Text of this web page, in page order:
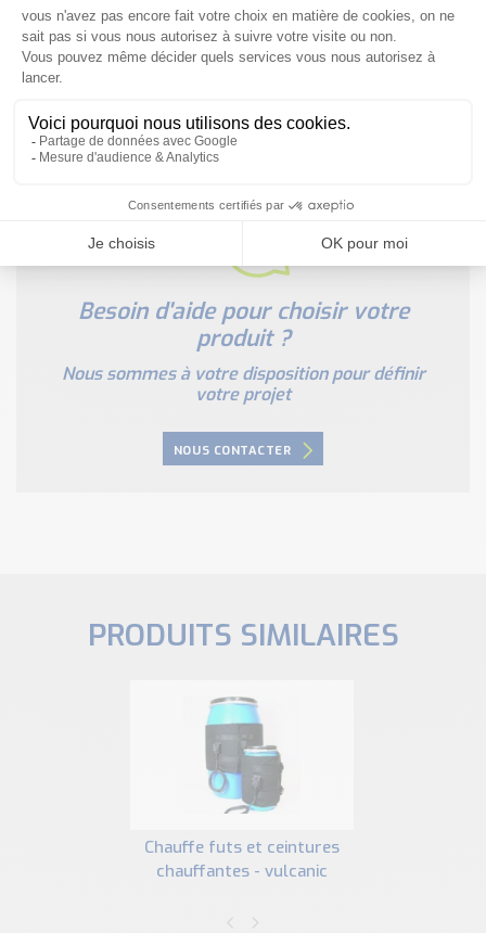
NOUS CONTACTER
Besoin d'aide pour choisir votre
produit ?
Nous sommes à votre disposition pour définir
votre projet
NOUS CONTACTER
PRODUITS SIMILAIRES
chauffe futs et ceintures
chauffantes - vulcanic